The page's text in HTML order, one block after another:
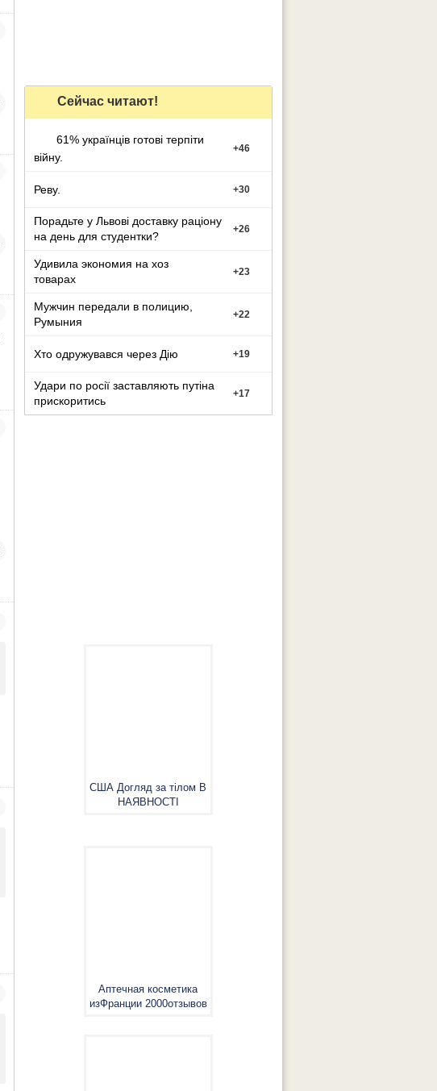
Сейчас читают!
61% українців готові терпіти
війну.
+46
Реву. +30
Порадьте у Львові доставку раціону
на день для студентки?
+26
Удивила экономия на хоз
товарах
+23
Мужчин передали в полицию,
Румыния
+22
Хто одружувався через Дію +19
Удари по росії заставляють путіна
прискоритись
+17
США Догляд за тілом В
НАЯВНОСТІ
Аптечная косметика
изФранции 2000отзывов